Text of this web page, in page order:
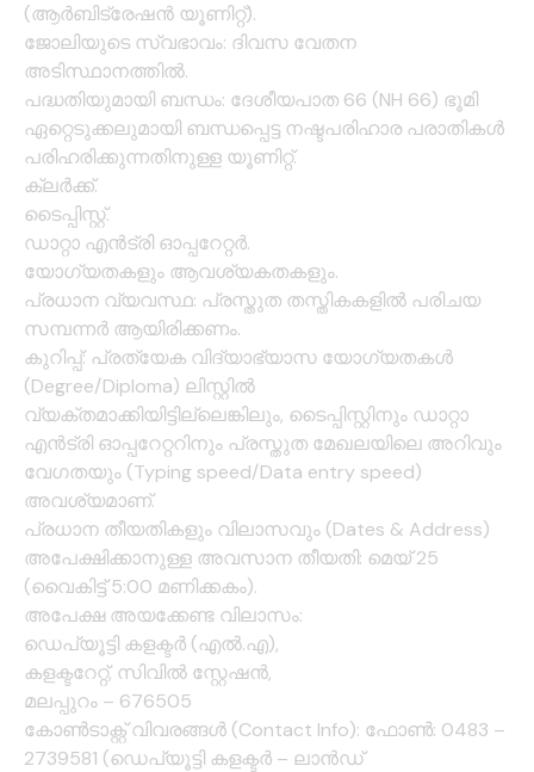
(ആർബിട്രേഷൻ യൂണിറ്റ്).
ജോലിയുടെ സ്വഭാവം: ദിവസ വേതന
അടിസ്ഥാനത്തിൽ.
പദ്ധതിയുമായി ബന്ധം: ദേശീയപാത 66 (NH 66) ഭൂമി
ഏറ്റെടുക്കലുമായി ബന്ധപ്പെട്ട നഷ്ടപരിഹാര പരാതികൾ
പരിഹരിക്കുന്നതിനുള്ള യൂണിറ്റ്.
ക്ലർക്ക്.
ടൈപ്പിസ്റ്റ്.
ഡാറ്റാ എൻട്രി ഓപ്പറേറ്റർ.
യോഗ്യതകളും ആവശ്യകതകളും.
പ്രധാന വ്യവസ്ഥ: പ്രസ്തുത തസ്തികകളിൽ പരിചയ
സമ്പന്നർ ആയിരിക്കണം.
കുറിപ്പ്: പ്രത്യേക വിദ്യാഭ്യാസ യോഗ്യതകൾ
(Degree/Diploma) ലിസ്റ്റിൽ
വ്യക്തമാക്കിയിട്ടില്ലെങ്കിലും, ടൈപ്പിസ്റ്റിനും ഡാറ്റാ
എൻട്രി ഓപ്പറേറ്ററിനും പ്രസ്തുത മേഖലയിലെ അറിവും
വേഗതയും (Typing speed/Data entry speed)
അവശ്യമാണ്.
പ്രധാന തീയതികളും വിലാസവും (Dates & Address)
അപേക്ഷിക്കാനുള്ള അവസാന തീയതി: മെയ് 25
(വൈകിട്ട് 5:00 മണിക്കകം).
അപേക്ഷ അയക്കേണ്ട വിലാസം:
ഡെപ്യൂട്ടി കളക്ടര്‍ (എല്‍.എ),
കളക്ടറേറ്റ്, സിവില്‍ സ്റ്റേഷന്‍,
മലപ്പുറം – 676505
കോൺടാക്റ്റ് വിവരങ്ങൾ (Contact Info): ഫോൺ: 0483 –
2739581 (ഡെപ്യൂട്ടി കളക്ടർ – ലാൻഡ്